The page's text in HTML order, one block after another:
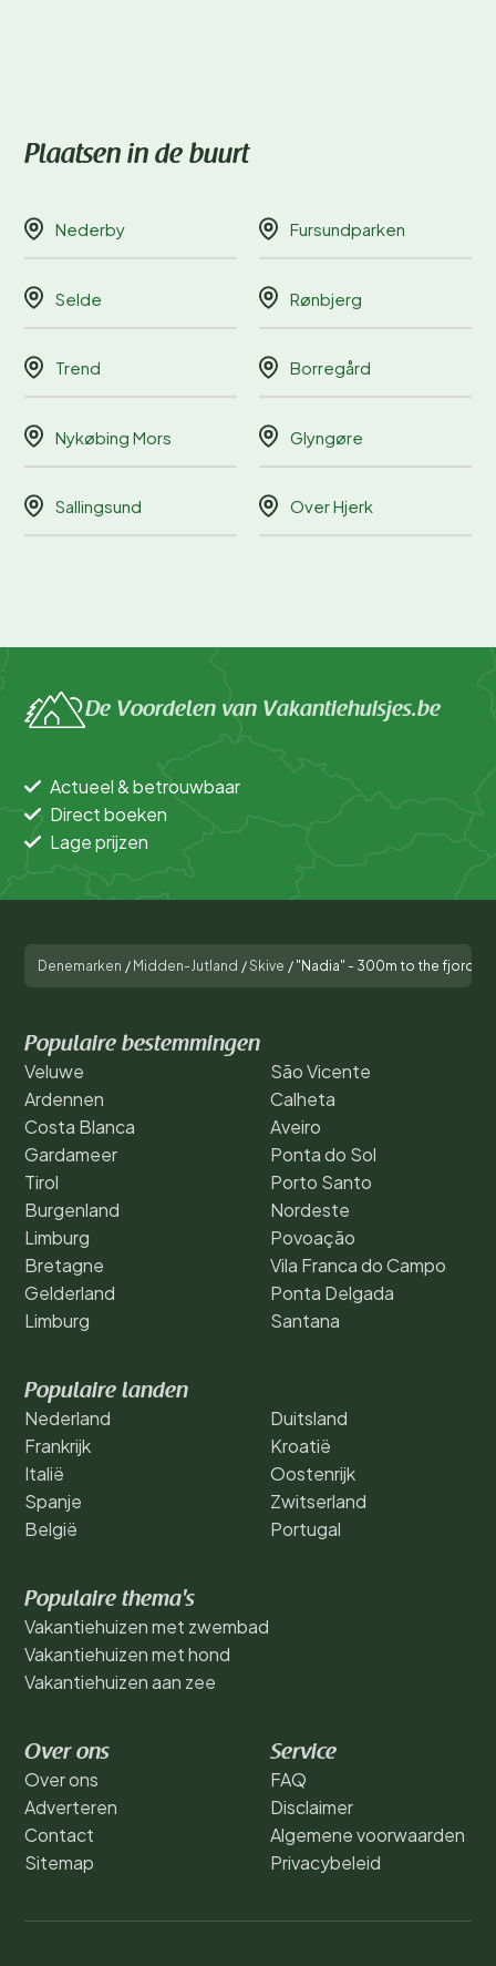
Plaatsen in de buurt
Nederby Fursundparken
Selde Rønbjerg
Trend Borregård
Nykøbing Mors Glyngøre
Sallingsund Over Hjerk
De Voordelen van Vakantiehuisjes.be
Actueel & betrouwbaar
Direct boeken
Lage prijzen
Denemarken / Midden-Jutland /Skive / "Nadia" - 300m to the fjord
Populaire bestemmingen
Veluwe
Ardennen
Costa Blanca
Gardameer
Tirol
Burgenland
Limburg
Bretagne
Gelderland
Limburg
São Vicente
Calheta
Aveiro
Ponta do Sol
Porto Santo
Nordeste
Povoação
Vila Franca do Campo
Ponta Delgada
Santana
Populaire landen
Nederland
Frankrijk
Italië
Spanje
België
Duitsland
Kroatië
Oostenrijk
Zwitserland
Portugal
Populaire thema's
Vakantiehuizen met zwembad
Vakantiehuizen met hond
Vakantiehuizen aan zee
Over ons
Over ons
Adverteren
Contact
Sitemap
Service
FAQ
Disclaimer
Algemene voorwaarden
Privacybeleid